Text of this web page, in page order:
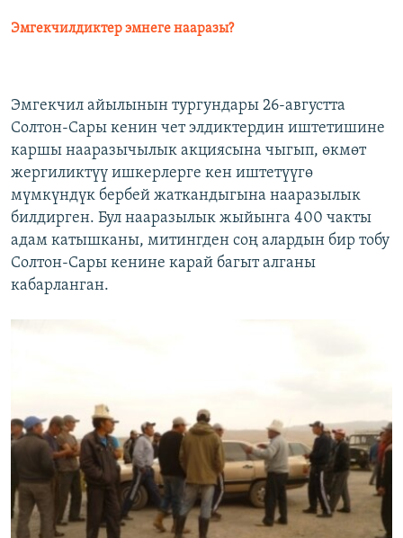
Эмгекчилдиктер эмнеге нааразы?
Эмгекчил айылынын тургундары 26-августта
Солтон-Сары кенин чет элдиктердин иштетишине
каршы нааразычылык акциясына чыгып, өкмөт
жергиликтүү ишкерлерге кен иштетүүгө
мүмкүндүк бербей жаткандыгына нааразылык
билдирген. Бул нааразылык жыйынга 400 чакты
адам катышканы, митингден соң алардын бир тобу
Солтон-Сары кенине карай багыт алганы
кабарланган.